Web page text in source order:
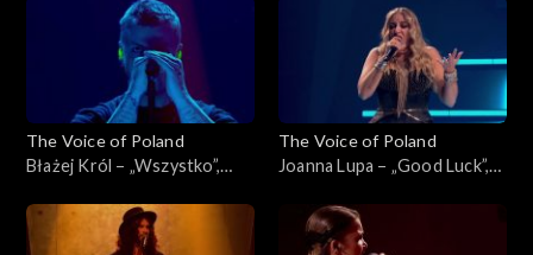
of Poland”, Live 2, 15
listopada 2025
Poland”, Live 2, 15 listopada
The Voice of Poland
Błażej Król – „Wszystko”,
15 listopada 2025
The Voice of Poland
Joanna Lupa – „Good Luck”,
15 listopada 2025